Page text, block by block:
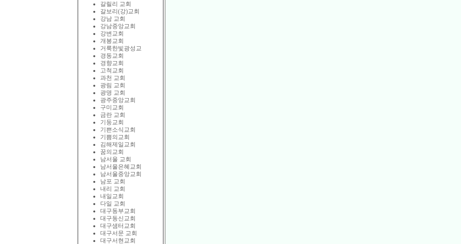
갈릴리 교회
갈보리(강)교회
강남 교회
강남중앙교회
강변교회
개봉교회
거룩한빛광성교
경동교회
경향교회
고척교회
과천 교회
광림 교회
광명 교회
광주중앙교회
구미교회
금란 교회
기둥교회
기쁜소식교회
기쁨의교회
김해제일교회
꿈의교회
남서울 교회
남서울은혜교회
남서울중앙교회
남포 교회
내리 교회
내일교회
다일 교회
대구동부교회
대구동신교회
대구샘터교회
대구서문 교회
대구서현교회